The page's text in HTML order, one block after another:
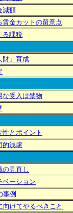
減額
賃金カットの留意点
る課税
財」育成
な受入は禁物
とポイント
的浅慮
の見直し
ベーション
事例
向けてやるべきこと